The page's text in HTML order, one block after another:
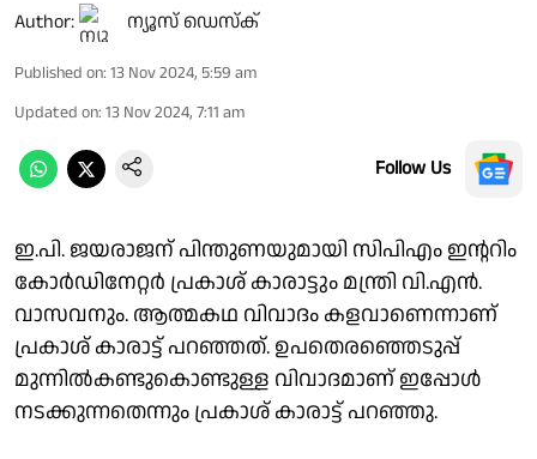
Author: ന്യൂസ് ഡെസ്ക്
Published on: 13 Nov 2024, 5:59 am
Updated on: 13 Nov 2024, 7:11 am
Follow Us
ഇ.പി. ജയരാജന് പിന്തുണയുമായി സിപിഎം ഇന്ററിം
കോര്‍ഡിനേറ്റര്‍ പ്രകാശ് കാരാട്ടും മന്ത്രി വി.എന്‍.
വാസവനും. ആത്മകഥ വിവാദം കളവാണെന്നാണ്
പ്രകാശ് കാരാട്ട് പറഞ്ഞത്. ഉപതെരഞ്ഞെടുപ്പ്
മുന്നില്‍കണ്ടുകൊണ്ടുള്ള വിവാദമാണ് ഇപ്പോള്‍
നടക്കുന്നതെന്നും പ്രകാശ് കാരാട്ട് പറഞ്ഞു.